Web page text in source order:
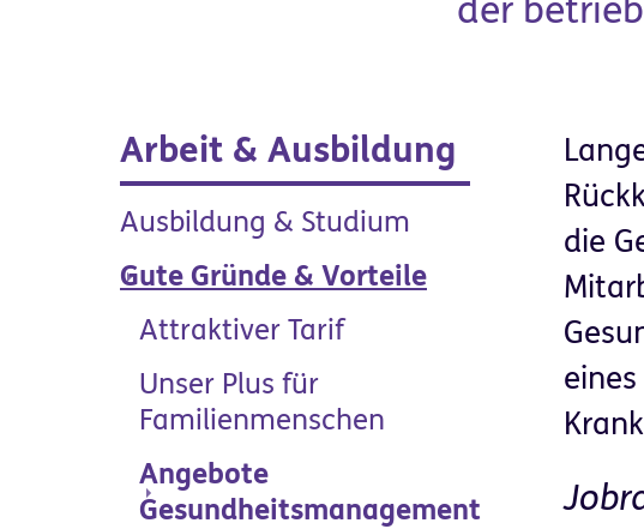
Produkte &
Manufakturen
der
Arbeit & Ausbildung
Ausbildung & Studium
Gute Gründe & Vorteile
Attraktiver Tarif
Unser Plus für
Familienmenschen
Angebote
Gesundheitsmanagement (current)
die